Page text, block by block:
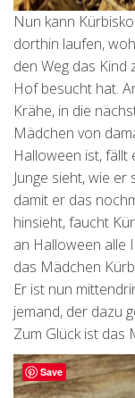
Nun kann
dorthin laufen,
den Weg das Kind
Hof besucht hat.
Krähe, in die
Mädchen von
Halloween ist,
Junge sieht, wie
damit er das
hinsieht, faucht
an Halloween alle
das Mädchen
Er ist nun
jemand, der dazu
Zum Glück ist das
Save